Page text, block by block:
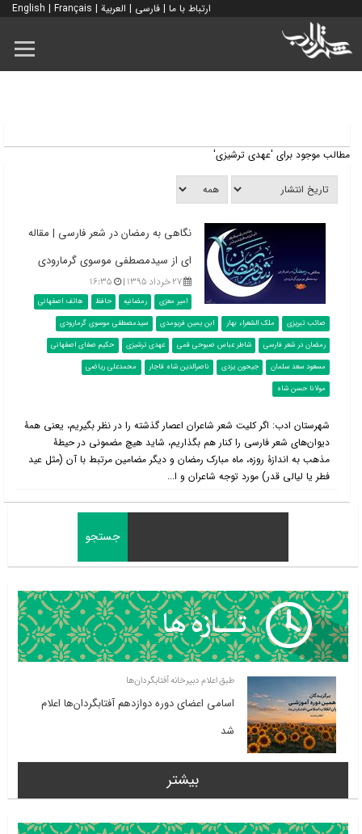
ارتباط با ما | فارسی | العربية |
English | Français
مطالب موجود برای 'عهدی ترشیزی'
نگاهی ‌‌‌به‌ رمضان‌ در شعر فارسی | مقاله
ای از سیدمصطفی موسوی گرمارودی
۲۷ خرداد ۱۳۹۵ | ۱۶:۳۵
امیر معزی رمضانیه حافظ
هاتف اصفهانی
صائب تبریزی
ملک الشعراء بهار ابن یمین فریومدی
سیدمصطفی موسوی گرمارودی
رمضان در شعر فارسی
شاطر عباس صبوحی قمی عهدی ترشیزی
حکیم صفای اصفهانی
مسعود سعد سلمان
جیحون یزدی ناصرالدین شاه قاجار
محمدعلی ریاضی
مولانا حسن شاه
شهرستان ادب: اگر کلیت شعر شاعران اعصار گذشته را در نظر بگیریم، یعنی همۀ
دیوان‌های شعر فارسی را کنار هم بگذاریم، شاید هیچ مضمونی در حیطۀ‌
مذهب به اندازۀ روزه، ماه مبارک رمضان و دیگر مضامین مرتبط با آن (مثل عید
فطر یا لیالی قدر) مورد توجه شاعران و ا...
طبق اعلام دبیرخانه آفتابگردان‌ها
اسامی اعضای دوره دوازدهم آفتابگردان‌ها اعلام
شد
بیشتر